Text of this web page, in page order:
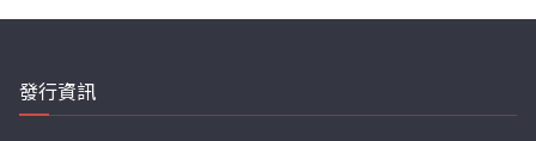
發行資訊